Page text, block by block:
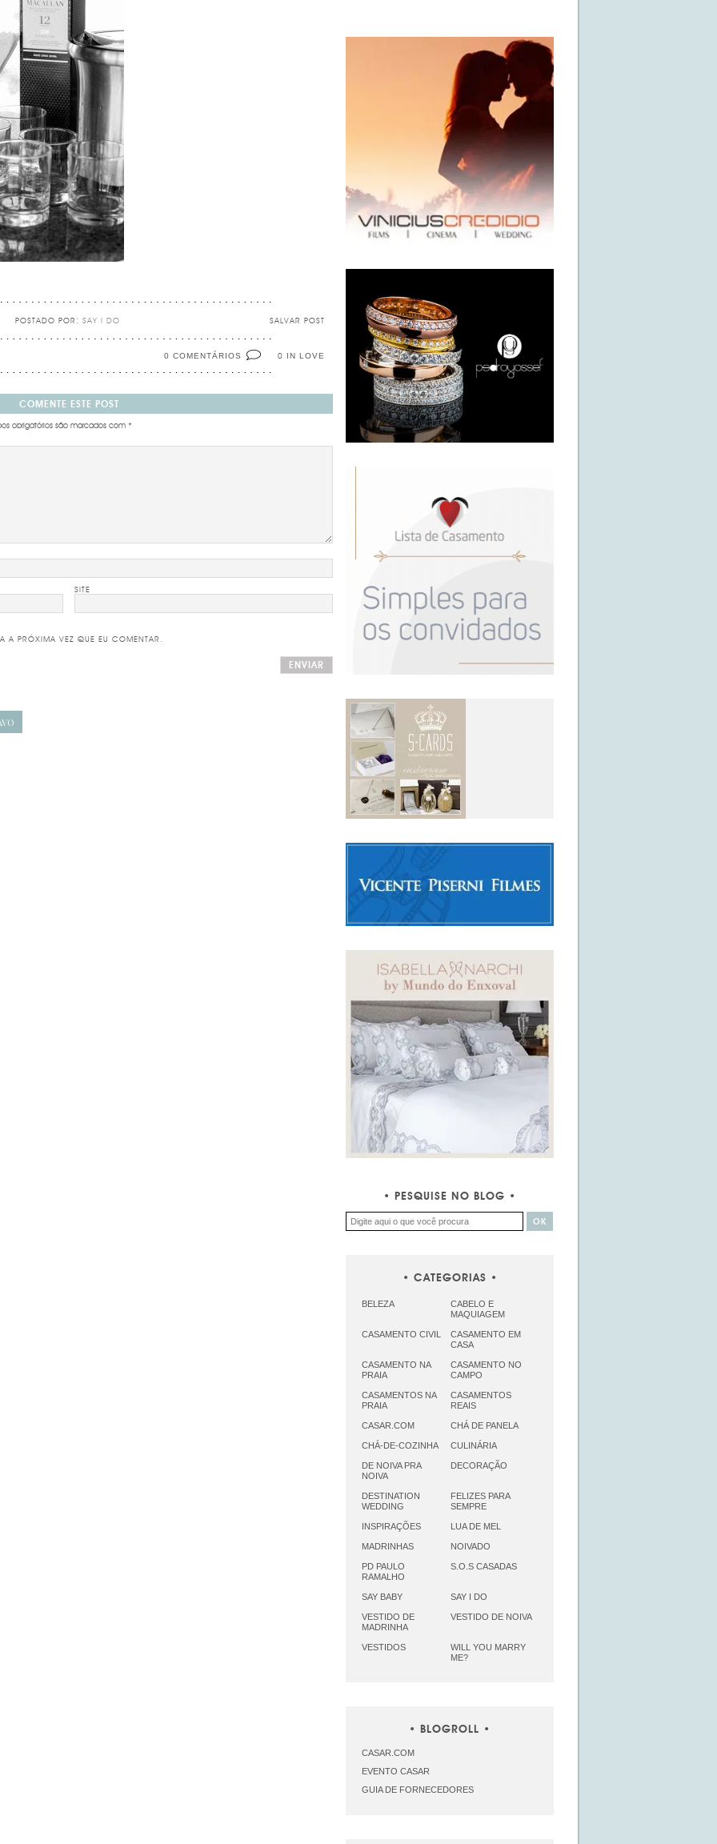
SALVAR POST
POSTADO POR: SAY I DO
0 IN LOVE
0 COMENTÁRIOS
COMENTE ESTE POST
obrigatórios são marcados com *
SITE
A PRÓXIMA VEZ QUE EU COMENTAR.
PESQUISE NO BLOG
CATEGORIAS
BELEZA
CABELO E
MAQUIAGEM
CASAMENTO CIVIL
CASAMENTO EM
CASA
CASAMENTO NA
PRAIA
CASAMENTO NO
CAMPO
CASAMENTOS NA
PRAIA
CASAMENTOS
REAIS
CASAR.COM CHÁ DE PANELA
CHÁ-DE-COZINHA CULINÁRIA
DE NOIVA PRA
NOIVA
DECORAÇÃO
DESTINATION
WEDDING
FELIZES PARA
SEMPRE
INSPIRAÇÕES LUA DE MEL
MADRINHAS NOIVADO
PD PAULO
RAMALHO
S.O.S CASADAS
SAY BABY SAY I DO
VESTIDO DE
MADRINHA
VESTIDO DE NOIVA
VESTIDOS
WILL YOU MARRY
ME?
BLOGROLL
CASAR.COM
EVENTO CASAR
GUIA DE FORNECEDORES